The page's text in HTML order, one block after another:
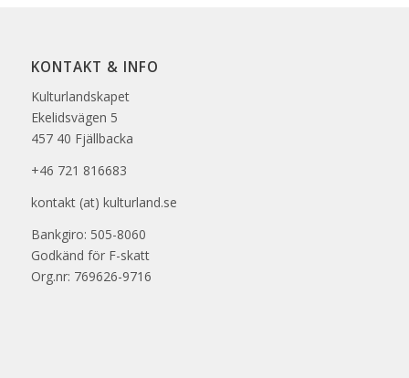
KONTAKT & INFO
Kulturlandskapet
Ekelidsvägen 5
457 40 Fjällbacka
+46 721 816683
kontakt (at) kulturland.se
Bankgiro: 505-8060
Godkänd för F-skatt
Org.nr: 769626-9716